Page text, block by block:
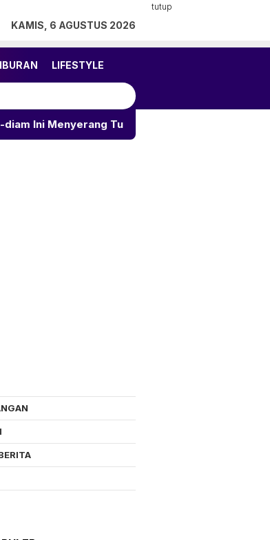
tutup
KAMIS, 6 AGUSTUS 2026
LIFESTYLE
Tubuh KOTAK Akhiri 18 Tahun